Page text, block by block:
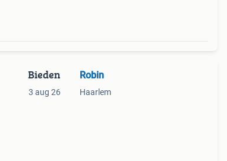
Bieden
3 aug 26
Robin
Haarlem